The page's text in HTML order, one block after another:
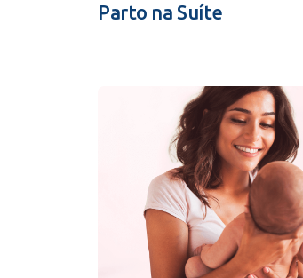
Parto na Suíte